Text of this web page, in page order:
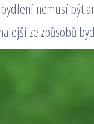
nemusí být
ze způsobů